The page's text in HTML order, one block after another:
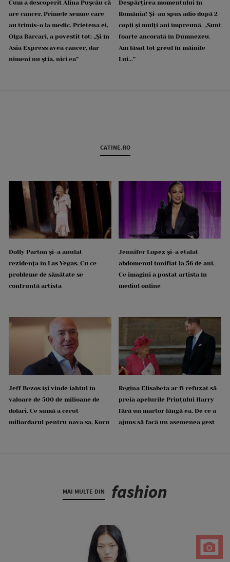
Cum a descoperit Alina Pușcău că
are cancer. Primele semne care
au trimis-o la medic. Prietena ei,
Olga Barcari, a povestit tot: „Și în
Asia Express avea cancer, dar
nimeni nu știa, nici ea”
Despărțirea momentului în
România! Și-au spus adio după 2
copii și mulți ani împreună. „Sunt
foarte ancorată în Dumnezeu.
Am lăsat tot greul în mâinile
Lui...”
CATINE.RO
Dolly Parton și-a anulat
rezidența în Las Vegas. Cu ce
probleme de sănătate se
confruntă artista
Jennifer Lopez și-a etalat
abdomenul tonifiat la 56 de ani.
Ce imagini a postat artista în
mediul online
Jeff Bezos își vinde iahtul în
valoare de 500 de milioane de
dolari. Ce sumă a cerut
miliardarul pentru nava sa, Koru
Regina Elisabeta ar fi refuzat să
preia apelurile Prințului Harry
fără un martor lângă ea. De ce a
ajuns să facă un asemenea gest
MAI MULTE DIN fashion